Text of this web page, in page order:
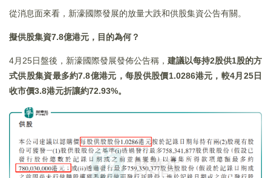
從消息面來看，新濠國際發展的放量大跌和供股集資公告有關。
擬供股集資7.8億港元，目的為何？
4月25日盤後，新濠國際發展發佈公告稱， 建議以每持2股供1股的方
式供股集資最多約7.8億港元，每股供股價1.0286港元，較4月25日
收市價3.8港元折讓約72.93%。